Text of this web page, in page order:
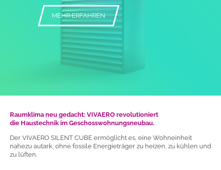
MEHR ERFAHREN
Raumklima neu gedacht: VIVAERO revolutioniert
die Haustechnik im Geschosswohnungsneubau.
Der VIVAERO SILENT CUBE ermöglicht es, eine Wohneinheit
nahezu autark, ohne fossile Energieträger zu heizen, zu kühlen und
zu lüften.